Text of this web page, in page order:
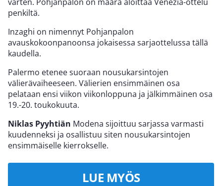
penkiltä.
Inzaghi on nimennyt Pohjanpalon
avauskokoonpanoonsa jokaisessa sarjaottelussa tällä
kaudella.
Palermo etenee suoraan nousukarsintojen
välierävaiheeseen. Välierien ensimmäinen osa
pelataan ensi viikon viikonloppuna ja jälkimmäinen osa
19.-20. toukokuuta.
Niklas Pyyhtiän Modena sijoittuu sarjassa varmasti
kuudenneksi ja osallistuu siten nousukarsintojen
ensimmäiselle kierrokselle.
LUE MYÖS